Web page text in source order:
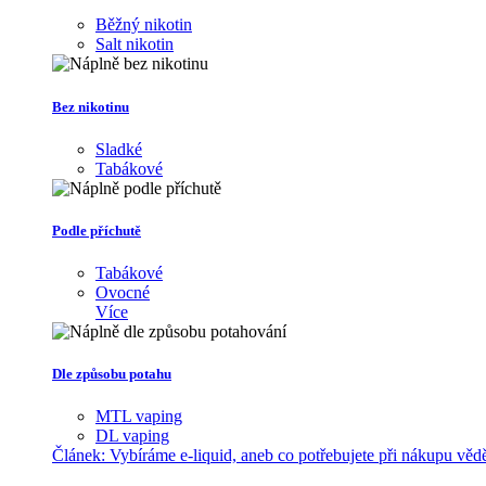
Běžný nikotin
Salt nikotin
Bez nikotinu
Sladké
Tabákové
Podle příchutě
Tabákové
Ovocné
Více
Dle způsobu potahu
MTL vaping
DL vaping
Článek: Vybíráme e-liquid, aneb co potřebujete při nákupu